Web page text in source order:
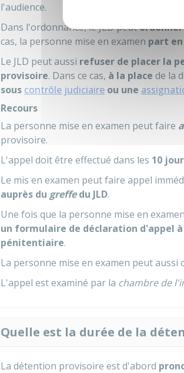
l'audience.
Dans l'ordonnance, le JLD peut
cas, la personne mise en examen part
Le JLD peut aussi refuser de placer la
provisoire. Dans ce cas, à la place de la
sous contrôle judiciaire ou une
Recours
La personne mise en examen peut faire
provisoire.
L'appel doit être effectué dans les 10
Le mis en examen peut faire appel
auprès du greffedu JLD.
Une fois que la personne mise en
un formulaire de déclaration d'appel
pénitentiaire.
La personne mise en examen peut aussi
L'appel est examiné par la chambre de
Quelle est la durée de la
La détention provisoire est d'abord